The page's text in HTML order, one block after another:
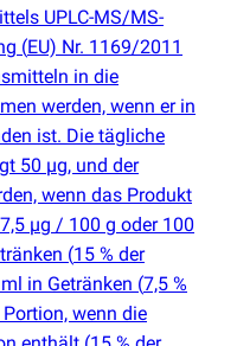
UPLC-MS/MS-
(EU) Nr. 1169/2011
in die
werden, wenn er in
ist. Die tägliche
50 µg, und der
wenn das Produkt
µg / 100 g oder 100
(15 % der
in Getränken (7,5 %
wenn die